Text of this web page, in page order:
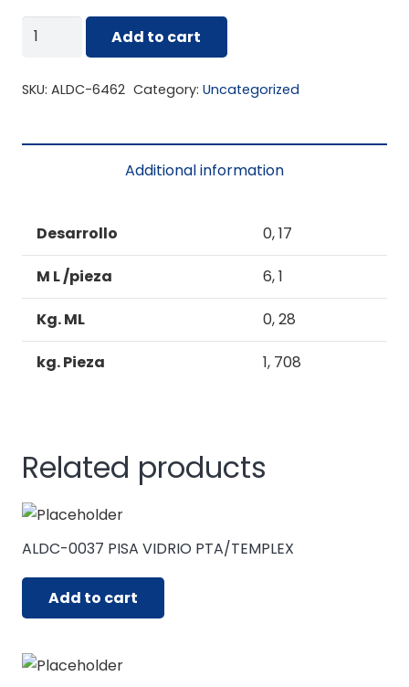
ALDC-
ENGANCHE
Add to cart
SKU: ALDC-6462 Category: Uncategorized
Additional information
Desarrollo 0, 17
M L /pieza 6, 1
Kg. ML 0, 28
kg. Pieza 1, 708
Related products
ALDC-0037 PISA VIDRIO PTA/TEMPLEX
Add to cart